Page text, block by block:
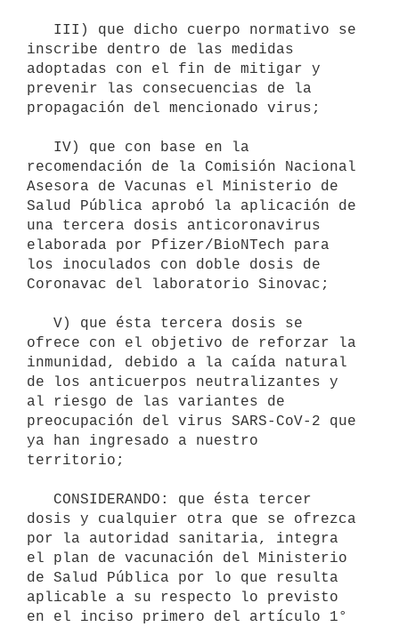
inscribe dentro de las medidas
adoptadas con el fin de mitigar y
prevenir las consecuencias de la
propagación del mencionado virus;
recomendación de la Comisión Nacional
Asesora de Vacunas el Ministerio de
Salud Pública aprobó la aplicación de
una tercera dosis anticoronavirus
elaborada por Pfizer/BioNTech para
los inoculados con doble dosis de
Coronavac del laboratorio Sinovac;
ofrece con el objetivo de reforzar la
inmunidad, debido a la caída natural
de los anticuerpos neutralizantes y
al riesgo de las variantes de
preocupación del virus SARS-CoV-2 que
ya han ingresado a nuestro
territorio;
dosis y cualquier otra que se ofrezca
por la autoridad sanitaria, integra
el plan de vacunación del Ministerio
de Salud Pública por lo que resulta
aplicable a su respecto lo previsto
en el inciso primero del artículo 1°